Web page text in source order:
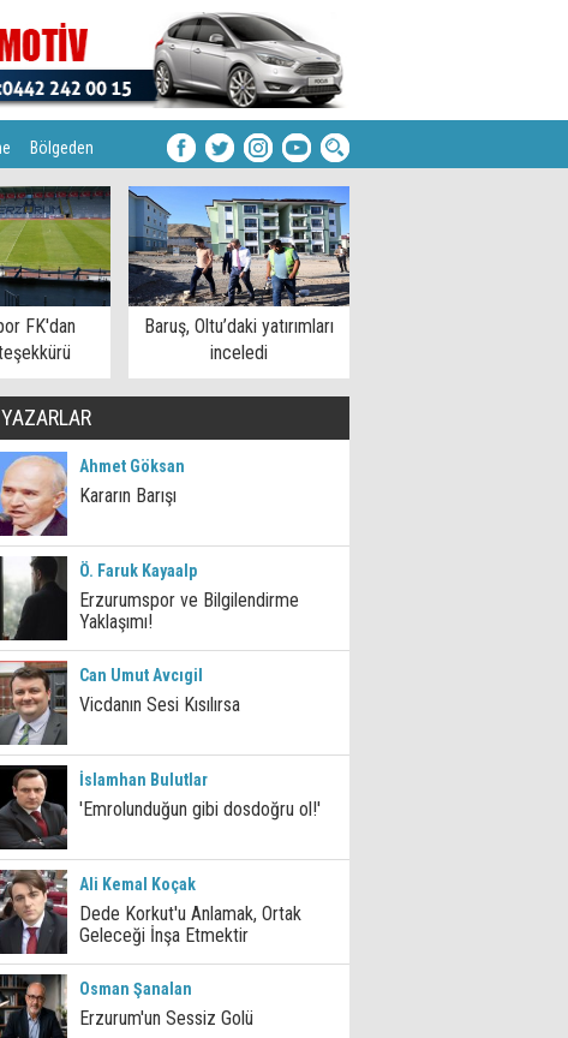
Bölgeden
FK'dan
Baruş, Oltu’daki yatırımları
inceledi
YAZARLAR
Ahmet Göksan
Kararın Barışı
Ö. Faruk Kayaalp
Erzurumspor ve Bilgilendirme
Yaklaşımı!
Can Umut Avcıgil
Vicdanın Sesi Kısılırsa
İslamhan Bulutlar
'Emrolunduğun gibi dosdoğru ol!'
Ali Kemal Koçak
Dede Korkut'u Anlamak, Ortak
Geleceği İnşa Etmektir
Osman Şanalan
Erzurum'un Sessiz Golü